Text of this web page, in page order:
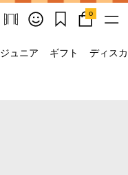
0
ジュニア ギフト ディス